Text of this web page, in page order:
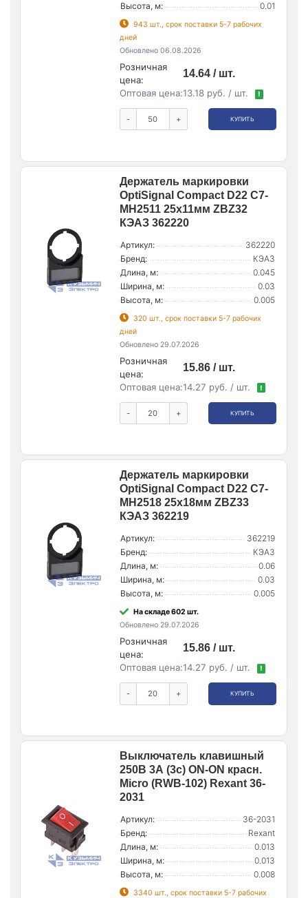
Высота, м:
0.01
943 шт., срок поставки 5-7 рабочих
дней
Обновлено 06.08.2026
Розничная
цена:
14.64 / шт.
Оптовая цена:13.18 руб. / шт. !
- + КУПИТЬ
Держатель маркировки
OptiSignal Compact D22 С7-
MH2511 25x11мм ZBZ32
КЭАЗ 362220
Артикул:
362220
Бренд:
КЭАЗ
Длина, м:
0.045
Ширина, м:
0.03
Высота, м:
0.005
320 шт., срок поставки 5-7 рабочих
дней
Обновлено 29.07.2026
Розничная
цена:
15.86 / шт.
Оптовая цена:14.27 руб. / шт. !
- + КУПИТЬ
Держатель маркировки
OptiSignal Compact D22 С7-
MH2518 25x18мм ZBZ33
КЭАЗ 362219
Артикул:
362219
Бренд:
КЭАЗ
Длина, м:
0.06
Ширина, м:
0.03
Высота, м:
0.005
На складе 602 шт.
Обновлено 29.07.2026
Розничная
цена:
15.86 / шт.
Оптовая цена:14.27 руб. / шт. !
- + КУПИТЬ
Выключатель клавишный
250В 3А (3с) ON-ON красн.
Micro (RWB-102) Rexant 36-
2031
Артикул:
36-2031
Бренд:
Rexant
Длина, м:
0.013
Ширина, м:
0.013
Высота, м:
0.008
3340 шт., срок поставки 5-7 рабочих